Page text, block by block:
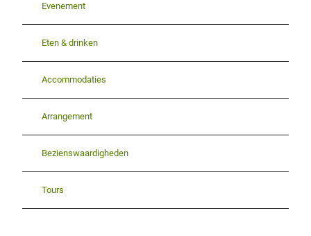
Evenement
Eten & drinken
Accommodaties
Arrangement
Bezienswaardigheden
Tours